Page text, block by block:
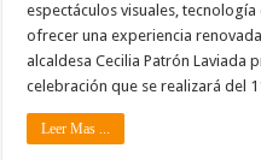
espectáculos visuales,
ofrecer una experiencia
alcaldesa Cecilia Patrón Laviada
celebración que se realizará del
Leer Mas ...